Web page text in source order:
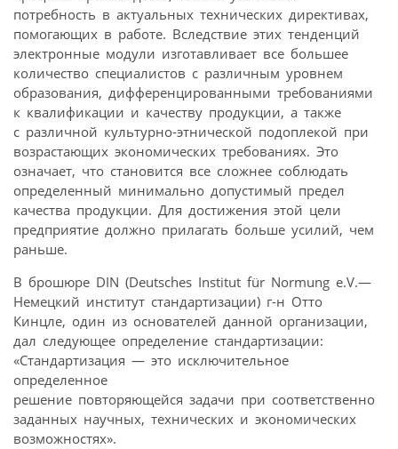
потребность в актуальных технических директивах,
помогающих в работе. Вследствие этих тенденций
электронные модули изготавливает все большее
количество специалистов с различным уровнем
образования, дифференцированными требованиями
к квалификации и качеству продукции, а также
с различной культурно-этнической подоплекой при
возрастающих экономических требованиях. Это
означает, что становится все сложнее соблюдать
определенный минимально допустимый предел
качества продукции. Для достижения этой цели
предприятие должно прилагать больше усилий, чем
раньше.
В брошюре DIN (Deutsches Institut für Normung e.V.—
Немецкий институт стандартизации) г-н Отто
Кинцле, один из основателей данной организации,
дал следующее определение стандартизации:
«Стандартизация — это исключительное
определенное
решение повторяющейся задачи при соответственно
заданных научных, технических и экономических
возможностях».